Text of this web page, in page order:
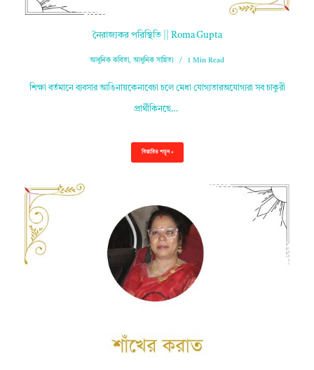
নৈরাজ্যকর পরিস্থিতি || Roma Gupta
আধুনিক কবিতা,আধুনিক সাহিত্য 1 Min Read
শিক্ষা বর্তমানে ব্যবসার আঙিনায়কেনাবেচা চলে মেধা যোগ্যতারঅযোগ্যরা সব চাকুরী
প্রার্থীকিনছে…
বিস্তারিত পড়ুন »